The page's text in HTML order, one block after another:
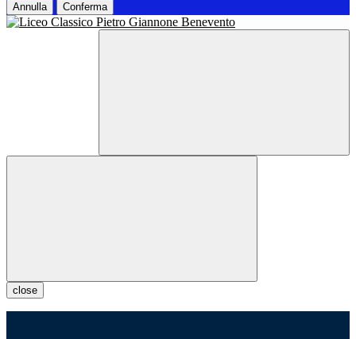
Annulla Conferma
close